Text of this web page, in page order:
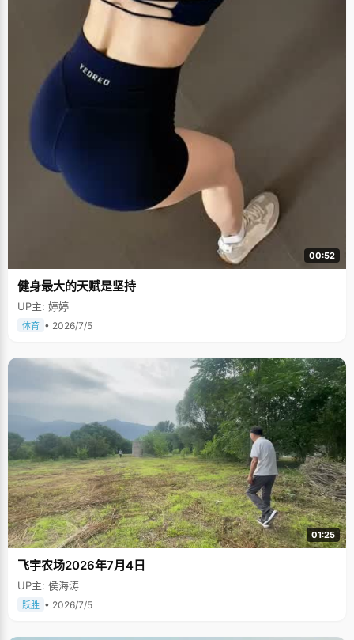
00:52
健身最大的天赋是坚持
UP主: 婷婷
体育 • 2026/7/5
01:25
飞宇农场2026年7月4日
UP主: 侯海涛
跃胜 • 2026/7/5